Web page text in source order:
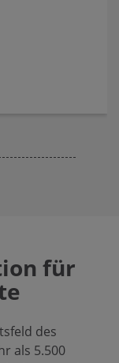
für
des
als 5.500